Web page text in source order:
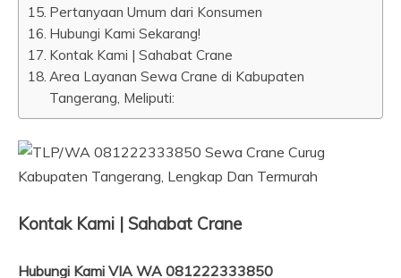
Pertanyaan Umum dari Konsumen
Hubungi Kami Sekarang!
Kontak Kami | Sahabat Crane
Area Layanan Sewa Crane di Kabupaten
Tangerang, Meliputi:
Kontak Kami | Sahabat Crane
Hubungi Kami VIA WA 081222333850